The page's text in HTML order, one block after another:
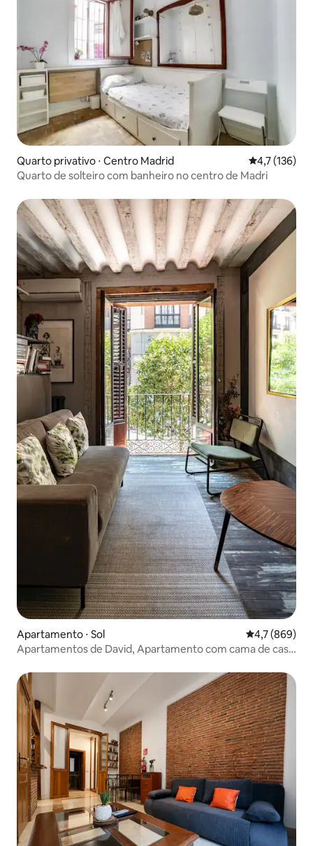
Quarto privativo ⋅ Centro Madrid 4,7 de uma
4,7 (136)
Quarto de solteiro com banheiro no centro de Madri
Apartamento ⋅ Sol 4,7 de uma
4,7 (869)
Apartamentos de David, Apartamento com cama de casal